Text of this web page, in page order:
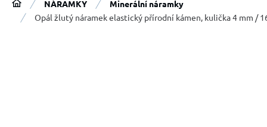
NÁRAMKY
Minerální náramky
Opál žlutý náramek elastický přírodní kámen, kulička 4 mm /